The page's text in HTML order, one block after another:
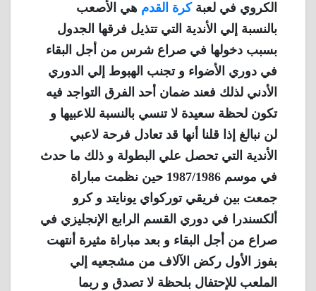
الكروي في لعبةكرة القدم هي الأصعب
بالنسبة إلي الأندية التي تتذيل فرقها الجدول
بسبب دخولها في صراع شرس من أجل البقاء
في دوري الأضواء و تجنب الهبوط إلي الدوري
الأدني لذلك فعند ضمان أحد الفرق التواجد فيه
تكون لحظة سعيدة لا تنسي بالنسبة للاعبيها و
لن نبالغ إذا قلنا أنها قد تعادل فرحة لاعبي
الأندية التي تحصل علي البطولة و ذلك ما حدث
في موسم 1987/1986 حين نظمت مباراة
جمعت بين فريقي توركواي يونايتد و كرو
ألكسندرا في دوري القسم الرابع الإنجليزي في
صراع من أجل البقاء و بعد مباراة مثيرة أنتهت
بفوز الأول ركض الآلاف من مشجعيه إلي
الملعب للإحتفال بلحظة لا تصدق و ربما